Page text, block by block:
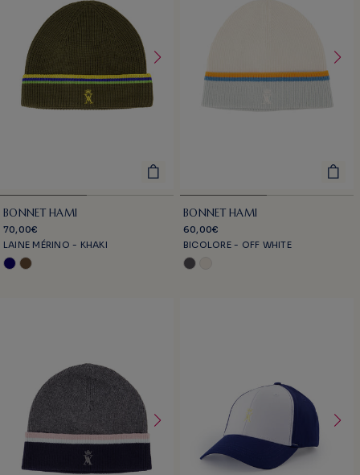
BONNET HAMI
70,00€
LAINE MÉRINO - KHAKI
BONNET HAMI
60,00€
BICOLORE - OFF WHITE